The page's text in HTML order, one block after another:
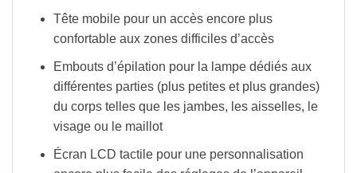
Tête mobile pour un accès encore plus
confortable aux zones difficiles d’accès
Embouts d’épilation pour la lampe dédiés aux
différentes parties (plus petites et plus grandes)
du corps telles que les jambes, les aisselles, le
visage ou le maillot
Écran LCD tactile pour une personnalisation